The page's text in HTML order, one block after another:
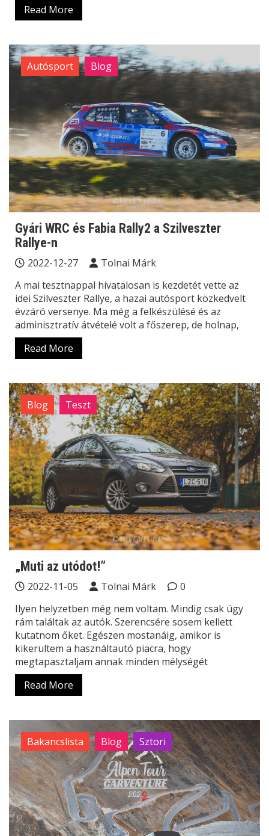
Read More
Autósport Blog
Gyári WRC és Fabia Rally2 a Szilveszter
Rallye-n
2022-12-27
Tolnai Márk
A mai tesztnappal hivatalosan is kezdetét vette az
idei Szilveszter Rallye, a hazai autósport közkedvelt
évzáró versenye. Ma még a felkészülésé és az
adminisztratív átvételé volt a főszerep, de holnap,
Read More
Blog Teszt
„Muti az utódot!”
2022-11-05 Tolnai Márk
0
Ilyen helyzetben még nem voltam. Mindig csak úgy
rám találtak az autók. Szerencsére sosem kellett
kutatnom őket. Egészen mostanáig, amikor is
kikerültem a használtautó piacra, hogy
megtapasztaljam annak minden mélységét
Read More
Bakancslista Blog Sztori